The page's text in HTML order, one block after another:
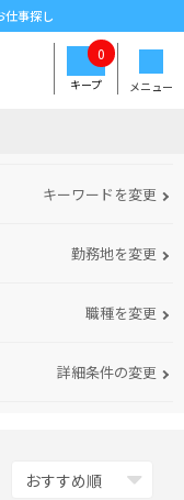
仕事探し
メニュー
キープ
0
キーワードを変更
勤務地を変更
職種を変更
詳細条件の変更